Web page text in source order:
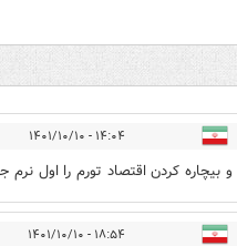
۱۴:۰۴ - ۱۴۰۱/۱۰/۱۰
بیچاره کردن اقتصاد تورم را اول نرم
۱۸:۵۴ - ۱۴۰۱/۱۰/۱۰